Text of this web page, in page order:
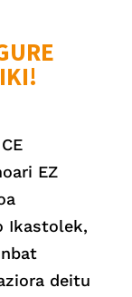
EZ
Ikastolek,
deitu